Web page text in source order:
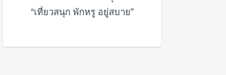
“เที่ยวสนุก พักหรู อยู่สบาย”